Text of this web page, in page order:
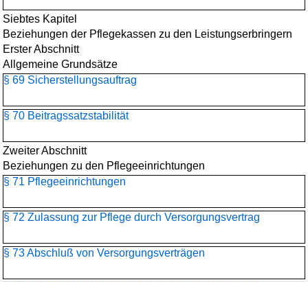
Siebtes Kapitel
Beziehungen der Pflegekassen zu den Leistungserbringern
Erster Abschnitt
Allgemeine Grundsätze
§ 69 Sicherstellungsauftrag
§ 70 Beitragssatzstabilität
Zweiter Abschnitt
Beziehungen zu den Pflegeeinrichtungen
§ 71 Pflegeeinrichtungen
§ 72 Zulassung zur Pflege durch Versorgungsvertrag
§ 73 Abschluß von Versorgungsverträgen